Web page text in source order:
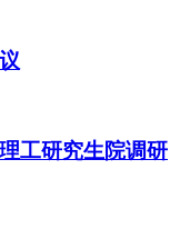
工研究生院调研